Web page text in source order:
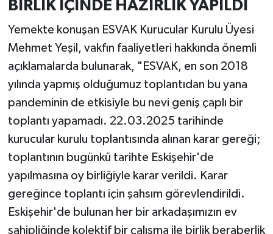
BİRLİK İÇİNDE HAZIRLIK YAPILDI
Yemekte konuşan ESVAK Kurucular Kurulu Üyesi
Mehmet Yeşil, vakfın faaliyetleri hakkında önemli
açıklamalarda bulunarak, "ESVAK, en son 2018
yılında yapmış olduğumuz toplantıdan bu yana
pandeminin de etkisiyle bu nevi geniş çaplı bir
toplantı yapamadı. 22.03.2025 tarihinde
kurucular kurulu toplantısında alınan karar gereği;
toplantının bugünkü tarihte Eskişehir'de
yapılmasına oy birliğiyle karar verildi. Karar
gereğince toplantı için şahsım görevlendirildi.
Eskişehir'de bulunan her bir arkadaşımızın ev
sahipliğinde kolektif bir çalışma ile birlik beraberlik